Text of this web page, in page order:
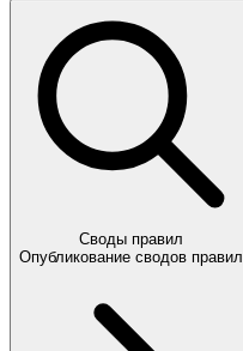
Своды правил
Опубликование сводов правил